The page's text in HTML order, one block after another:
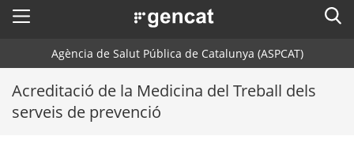
. Obre en una nova finestra.
Menú
Cercador
Agència de Salut Pública de Catalunya (ASPCAT)
Sobre l'Agència
Acreditació de la Medicina del Treball dels
serveis de prevenció